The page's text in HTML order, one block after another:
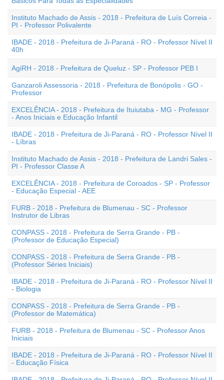
Instituto Machado de Assis - 2018 - Prefeitura de Luís Correia -
PI - Professor Polivalente
IBADE - 2018 - Prefeitura de Ji-Paraná - RO - Professor Nível II
40h
AgiRH - 2018 - Prefeitura de Queluz - SP - Professor PEB I
Ganzaroli Assessoria - 2018 - Prefeitura de Bonópolis - GO -
Professor
EXCELÊNCIA - 2018 - Prefeitura de Ituiutaba - MG - Professor
- Anos Iniciais e Educação Infantil
IBADE - 2018 - Prefeitura de Ji-Paraná - RO - Professor Nível II
- Líbras
Instituto Machado de Assis - 2018 - Prefeitura de Landri Sales -
PI - Professor Classe A
EXCELÊNCIA - 2018 - Prefeitura de Coroados - SP - Professor
- Educação Especial - AEE
FURB - 2018 - Prefeitura de Blumenau - SC - Professor
Instrutor de Libras
CONPASS - 2018 - Prefeitura de Serra Grande - PB -
(Professor de Educação Especial)
CONPASS - 2018 - Prefeitura de Serra Grande - PB -
(Professor Séries Iniciais)
IBADE - 2018 - Prefeitura de Ji-Paraná - RO - Professor Nível II
- Biologia
CONPASS - 2018 - Prefeitura de Serra Grande - PB -
(Professor de Matemática)
FURB - 2018 - Prefeitura de Blumenau - SC - Professor Anos
Iniciais
IBADE - 2018 - Prefeitura de Ji-Paraná - RO - Professor Nível II
- Educação Física